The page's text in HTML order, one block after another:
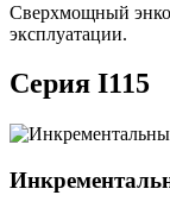
Сверхмощный
эксплуатации.
Серия I115